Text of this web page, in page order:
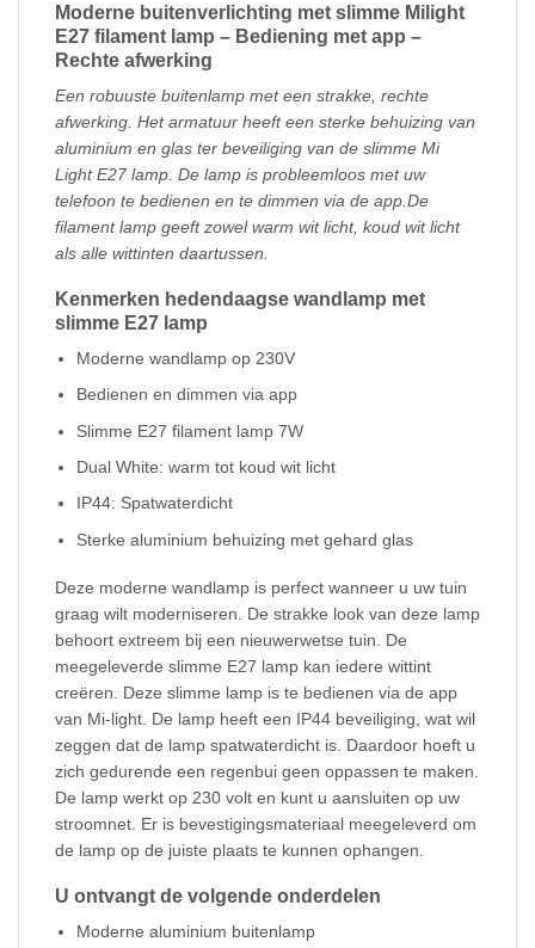
Moderne buitenverlichting met slimme Milight
E27 filament lamp – Bediening met app –
Rechte afwerking
Een robuuste buitenlamp met een strakke, rechte
afwerking. Het armatuur heeft een sterke behuizing van
aluminium en glas ter beveiliging van de slimme Mi
Light E27 lamp. De lamp is probleemloos met uw
telefoon te bedienen en te dimmen via de app.De
filament lamp geeft zowel warm wit licht, koud wit licht
als alle wittinten daartussen.
Kenmerken hedendaagse wandlamp met
slimme E27 lamp
Moderne wandlamp op 230V
Bedienen en dimmen via app
Slimme E27 filament lamp 7W
Dual White: warm tot koud wit licht
IP44: Spatwaterdicht
Sterke aluminium behuizing met gehard glas
Deze moderne wandlamp is perfect wanneer u uw tuin
graag wilt moderniseren. De strakke look van deze lamp
behoort extreem bij een nieuwerwetse tuin. De
meegeleverde slimme E27 lamp kan iedere wittint
creëren. Deze slimme lamp is te bedienen via de app
van Mi-light. De lamp heeft een IP44 beveiliging, wat wil
zeggen dat de lamp spatwaterdicht is. Daardoor hoeft u
zich gedurende een regenbui geen oppassen te maken.
De lamp werkt op 230 volt en kunt u aansluiten op uw
stroomnet. Er is bevestigingsmateriaal meegeleverd om
de lamp op de juiste plaats te kunnen ophangen.
U ontvangt de volgende onderdelen
Moderne aluminium buitenlamp